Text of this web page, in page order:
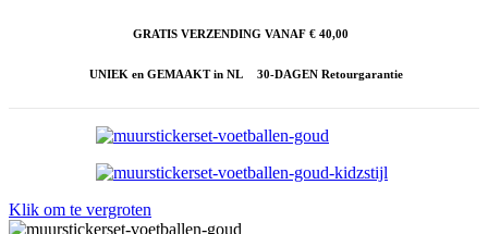
GRATIS VERZENDING VANAF € 40,00
UNIEK en GEMAAKT in NL 30-DAGEN Retourgarantie
Klik om te vergroten